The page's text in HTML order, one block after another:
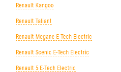
Renault Kangoo
Renault Taliant
Renault Megane E-Tech Electric
Renault Scenic E-Tech Electric
Renault 5 E-Tech Electric